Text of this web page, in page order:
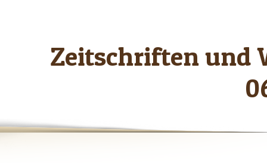
Zeitschriften und